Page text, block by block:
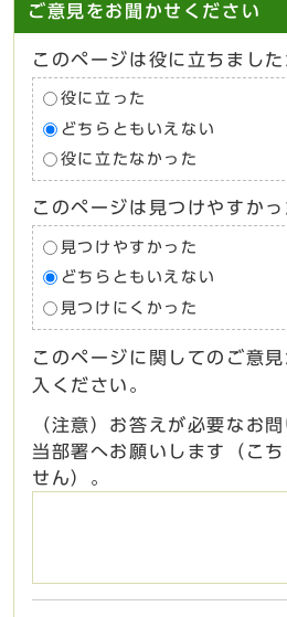
ご意見をお聞かせください
このページは役に立ちました
役に立った
どちらともいえない
役に立たなかった
このページは見つけやすかっ
見つけやすかった
どちらともいえない
見つけにくかった
このページに関してのご意
入ください。
（注意）お答えが必要なお
当部署へお願いします（こ
せん）。